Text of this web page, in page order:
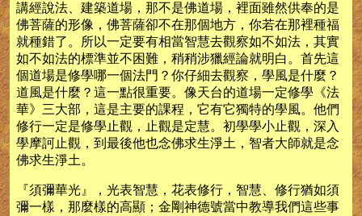
講經說法、建築道場，那不是佛道場，裡面雖然供奉的是
佛菩薩的形像，佛菩薩卻不在那個地方，你若在那裡種福
就種錯了。所以一定要有相當智慧去觀察如不如法，其實
如不如法的標準並不困難，稍稍涉獵經論就明白。首先這
個道場是修學哪一個法門？你仔細去觀察，學風是什麼？
道風是什麼？這一點很重要。像天台的道場一定修學《法
華》三大部，這是主要的課程，它有它獨特的學風。他們
修行一定是修學止觀，止觀是定慧。初學學小止觀，深入
學摩訶止觀，到最後他也念佛求生淨土，智者大師就是念
佛求生淨土。
『須彌華光』，光表智慧，花表修行，智慧、修行猶如須
彌一樣，那麼樣的高顯；金剛神德號當中教導我們這些事